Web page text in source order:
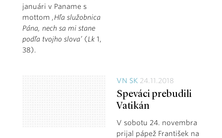
januári v Paname s
mottom ,Hľa služobnica
Pána, nech sa mi stane
podľa tvojho slova’ (Lk 1,
38).
VN SK24.11.2018
Speváci prebudili
Vatikán
V sobotu 24. novembra
prijal pápež František na